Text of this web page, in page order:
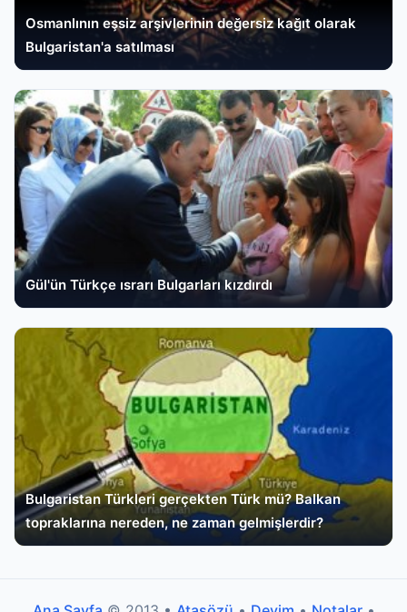
Osmanlının eşsiz arşivlerinin değersiz kağıt olarak
Bulgaristan'a satılması
Gül'ün Türkçe ısrarı Bulgarları kızdırdı
Bulgaristan Türkleri gerçekten Türk mü? Balkan
topraklarına nereden, ne zaman gelmişlerdir?